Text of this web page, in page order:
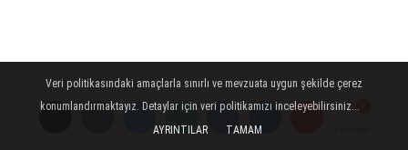
Veri politikasındaki amaçlarla sınırlı ve mevzuata uygun şekilde çerez
konumlandırmaktayız. Detaylar için veri politikamızı inceleyebilirsiniz...
AYRINTILAR
TAMAM